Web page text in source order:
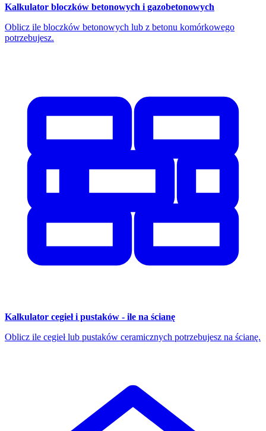
Kalkulator bloczków betonowych i gazobetonowych
Oblicz ile bloczków betonowych lub z betonu komórkowego
potrzebujesz.
Kalkulator cegieł i pustaków - ile na ścianę
Oblicz ile cegieł lub pustaków ceramicznych potrzebujesz na ścianę.